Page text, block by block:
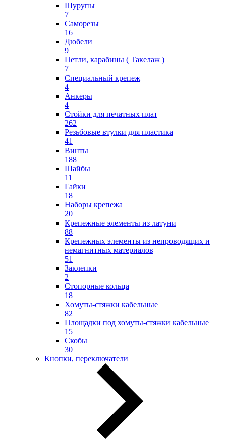
Шурупы
7
Саморезы
16
Дюбели
9
Петли, карабины ( Такелаж )
7
Специальный крепеж
4
Анкеры
4
Стойки для печатных плат
262
Резьбовые втулки для пластика
41
Винты
188
Шайбы
11
Гайки
18
Наборы крепежа
20
Крепежные элементы из латуни
88
Крепежных элементы из непроводящих и
немагнитных материалов
51
Заклепки
2
Стопорные кольца
18
Хомуты-стяжки кабельные
82
Площадки под хомуты-стяжки кабельные
15
Скобы
30
Кнопки, переключатели